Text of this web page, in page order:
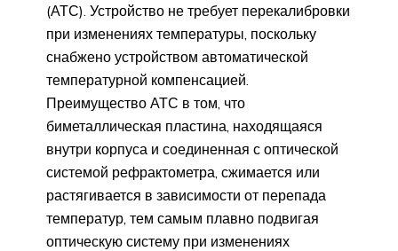
(АТС). Устройство не требует перекалибровки
при изменениях температуры, поскольку
снабжено устройством автоматической
температурной компенсацией.
Преимущество АТС в том, что
биметаллическая пластина, находящаяся
внутри корпуса и соединенная с оптической
системой рефрактометра, сжимается или
растягивается в зависимости от перепада
температур, тем самым плавно подвигая
оптическую систему при изменениях